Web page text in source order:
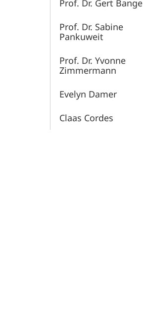
Prof. Dr. Gert Bange
Prof. Dr. Sabine
Pankuweit
Prof. Dr. Yvonne
Zimmermann
Evelyn Damer
Claas Cordes